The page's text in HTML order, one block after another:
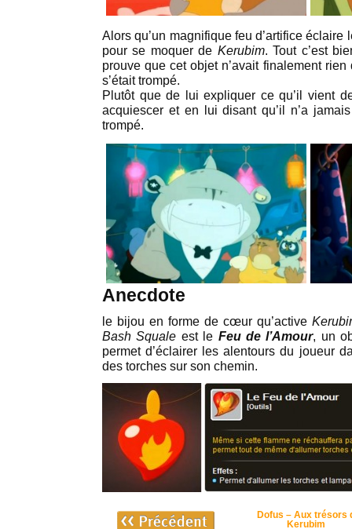
Alors qu’un magnifique feu d’artifice éclaire
pour se moquer de Kerubim. Tout c’est
prouve que cet objet n’avait finalement
s’était trompé.
Plutôt que de lui expliquer ce qu’il vient
acquiescer et en lui disant qu’il n’a
trompé.
Anecdote
le bijou en forme de cœur qu’active
Bash Squale est le Feu de l’Amour, un
permet d’éclairer les alentours du joueur
des torches sur son chemin.
Dofus – Aux trésors
Kerubim